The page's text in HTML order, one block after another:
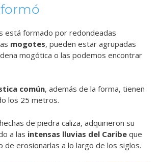
está formado por redondeadas
mogotes, pueden estar agrupadas
mogótica o las podemos encontrar
común, además de la forma, tienen
los 25 metros.
de piedra caliza, adquirieron su
a las intensas lluvias del Caribe que
de erosionarlas a lo largo de los siglos.